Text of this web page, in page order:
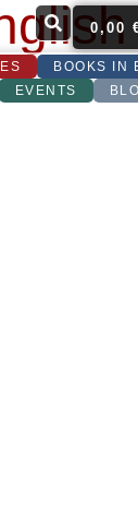
0,00
BOOKS IN
EVENTS